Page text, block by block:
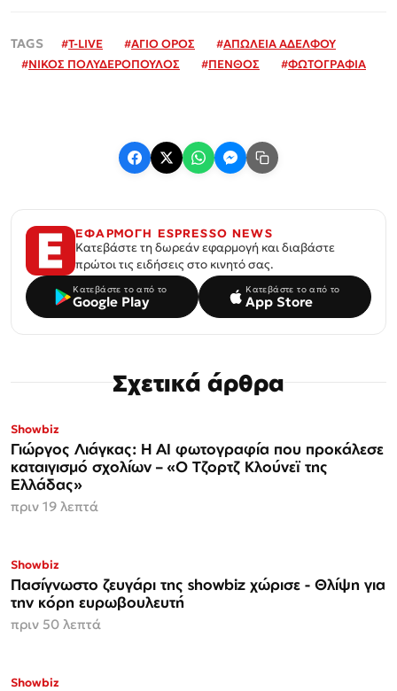
#T-LIVE #ΑΓΙΟ ΟΡΟΣ #ΑΠΩΛΕΙΑ ΑΔΕΛΦΟΥ
#ΝΙΚΟΣ ΠΟΛΥΔΕΡΟΠΟΥΛΟΣ #ΠΕΝΘΟΣ #ΦΩΤΟΓΡΑΦΙΑ
ΕΦΑΡΜΟΓΗ ESPRESSO NEWS
Κατεβάστε τη δωρεάν εφαρμογή και διαβάστε
πρώτοι τις ειδήσεις στο κινητό σας.
Κατεβάστε το από το
Google Play
Κατεβάστε το από το
App Store
Σχετικά άρθρα
Showbiz
Γιώργος Λιάγκας: Η AI φωτογραφία που προκάλεσε
καταιγισμό σχολίων – «Ο Τζορτζ Κλούνεϊ της
Ελλάδας»
πριν 19 λεπτά
Showbiz
Πασίγνωστο ζευγάρι της showbiz χώρισε - Θλίψη για
την κόρη ευρωβουλευτή
πριν 50 λεπτά
Showbiz